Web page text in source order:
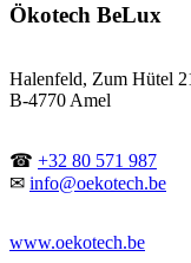
Ökotech BeLux
Halenfeld, Zum Hütel
B-4770 Amel
☎ +32 80 571 987
✉ info@oekotech.be
www.oekotech.be